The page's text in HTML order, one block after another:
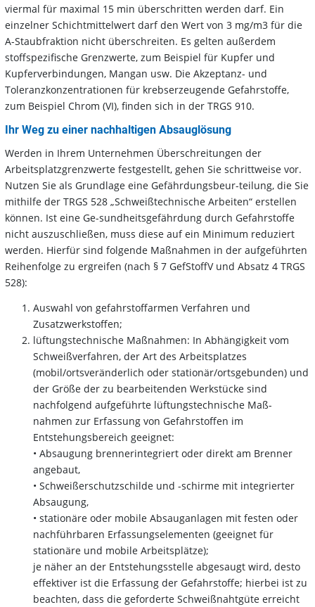
viermal für maximal 15 min überschritten werden darf. Ein
einzelner Schichtmittelwert darf den Wert von 3 mg/m3 für die
A-Staubfraktion nicht überschreiten. Es gelten außerdem
stoffspezifische Grenzwerte, zum Beispiel für Kupfer und
Kupferverbindungen, Mangan usw. Die Akzeptanz- und
Toleranzkonzentrationen für krebserzeugende Gefahrstoffe,
zum Beispiel Chrom (VI), finden sich in der TRGS 910.
Ihr Weg zu einer nachhaltigen Absauglösung
Werden in Ihrem Unternehmen Überschreitungen der
Arbeitsplatzgrenzwerte festgestellt, gehen Sie schrittweise vor.
Nutzen Sie als Grundlage eine Gefährdungsbeur-teilung, die Sie
mithilfe der TRGS 528 „Schweißtechnische Arbeiten“ erstellen
können. Ist eine Ge-sundheitsgefährdung durch Gefahrstoffe
nicht auszuschließen, muss diese auf ein Minimum reduziert
werden. Hierfür sind folgende Maßnahmen in der aufgeführten
Reihenfolge zu ergreifen (nach § 7 GefStoffV und Absatz 4 TRGS
528):
Auswahl von gefahrstoffarmen Verfahren und
Zusatzwerkstoffen;
lüftungstechnische Maßnahmen: In Abhängigkeit vom
Schweißverfahren, der Art des Arbeitsplatzes
(mobil/ortsveränderlich oder stationär/ortsgebunden) und
der Größe der zu bearbeitenden Werkstücke sind
nachfolgend aufgeführte lüftungstechnische Maß-
nahmen zur Erfassung von Gefahrstoffen im
Entstehungsbereich geeignet:
• Absaugung brennerintegriert oder direkt am Brenner
angebaut,
• Schweißerschutzschilde und -schirme mit integrierter
Absaugung,
• stationäre oder mobile Absauganlagen mit festen oder
nachführbaren Erfassungselementen (geeignet für
stationäre und mobile Arbeitsplätze);
je näher an der Entstehungsstelle abgesaugt wird, desto
effektiver ist die Erfassung der Gefahrstoffe; hierbei ist zu
beachten, dass die geforderte Schweißnahtgüte erreicht